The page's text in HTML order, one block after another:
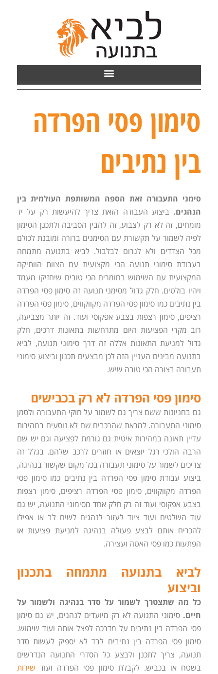
סימון פסי הפרדה
בין נתיבים
סימני התעבורה זאת הספה המשותפת העולמית בין
הנהגים.ביצוע העבודה הזאת צריך להיעשות רק על יד
מומחים, זה לא רק לצבוע, זה להבין הסביבה ולתכנן הסימון
לפיה לשמור על תקשורת עם הסימנים ברורה ומובנת לכולם
מכל הצדדים ולא לגרום לבלבול. לביא בתנועה מתמחה
בעבודת סימוני תנועה הכי מקצועית עם הצוות הוותיקה
המקצועית עם השימוש בחומרים הכי טובים שיחזיקו מעמד
ויהיו בולטים. חלק גדול מסימני תנועה זה סימון פסי הפרדה
בין נתיבים כמו סימון פסי הפרדה מקווקווים, סימון פסי הפרדה
רציפים, סימון רצפות בצבע אפקוסי ועוד. זה יותר מצביעה,
רוב מקרי הפציעות היום מתרחשות בתאונות דרכים, חלק
גדול למניעת התאונות אללה זה דרך סימוני תנועה, לביא
בתנועה מבינים העניין הזה לכן מבצעים תכנון וביצוע סימוני
תעבורה בצורה הכי טובה שיש.
סימון פסי הפרדה לא רק בכבישים
גם בחניונות ששם צריך גם לשמור על חוקי התעבורה ולסמן
סימוני התעבורה. למראת שהרכבים שם לא נוסעים במהירות
עדיין תאונה במהירות איטית גם גורמת לפציעה וגם יש שם
הרבה הולכי רגל יוצאים או חוזרים לרכב שלהם. בגלל זה
צריכים לשמור על סימוני תעבורה בכל מקום שקשור בנהיגה,
ביצוע עבודת סימון פסי הפרדה בין נתיבים כמו סימון פסי
הפרדה מקווקווים, סימון פסי הפרדה רציפים, סימון רצפות
בצבע אפקוסי ועוד זה רק חלק אחד מסימוני התנועה, יש גם
עוד השלטים ועוד ציוד לעזור לנהגים לשים לב או אפילו
להכריח אותם לבצע פעולה בנהיגה למניעת פציעות או
הפתעות כמו פסי האטה ועצירה.
לביא בתנועה מתמחה בתכנון
וביצוע
כל מה שתצטרך לשמור על סדר בנהיגה ולשמור על
חיים.סימוני התנועה לא רק מיועדים לנהגים, יש גם סימון
פסי הפרדה בין נתיבים על מדרכה לפצל אותה ועוד שימוש.
סימון פסי הפרדה בין נתיבים לבד לא יספיק לעשות סדר
תנועה, צריך לתכנן ולבצע כל הסדרי התנועה הנדרשים
בשטח או בכביש. לקבלת סימון פסי הפרדה ועוד שירות